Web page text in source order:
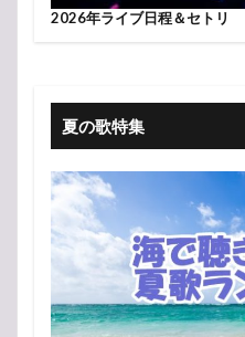
2026年ライブ日程＆セトリ
夏の歌特集